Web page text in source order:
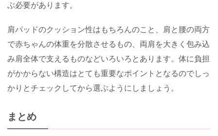
ぶ必要があります。
肩パッドのクッション性はもちろんのこと、肩と腰の両方
で赤ちゃんの体重を分散させるもの、両肩を大きく包み込
み肩全体で支えるものなどいろいろとあります。体に負担
がかからない構造はとても重要なポイントとなるのでしっ
かりとチェックしてから選ぶようにしましょう。
まとめ